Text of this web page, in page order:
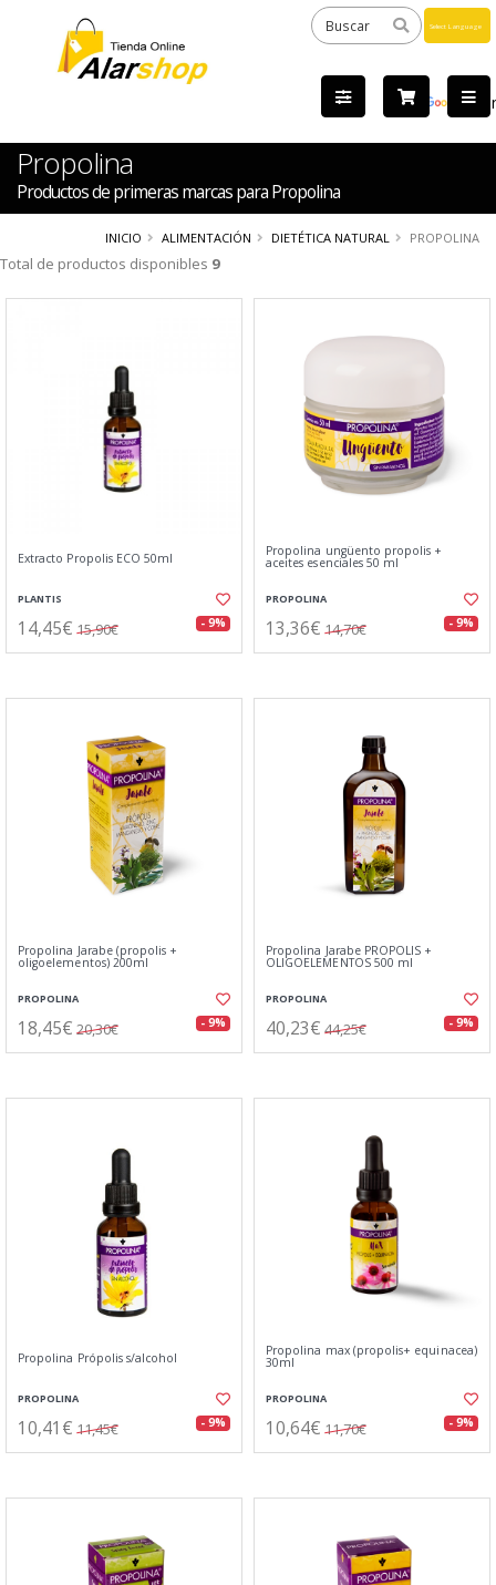
by
Propolina
Productos de primeras marcas para Propolina
INICIO ALIMENTACIÓN DIETÉTICA NATURAL PROPOLINA
Total de productos disponibles 9
Extracto Propolis ECO 50ml
PLANTIS
14,45€ 15,90€ - 9%
Propolina ungüento propolis +
aceites esenciales 50 ml
PROPOLINA
13,36€ 14,70€ - 9%
Propolina Jarabe (propolis +
oligoelementos) 200ml
PROPOLINA
18,45€ 20,30€ - 9%
Propolina Jarabe PROPOLIS +
OLIGOELEMENTOS 500 ml
PROPOLINA
40,23€ 44,25€ - 9%
Propolina Própolis s/alcohol
PROPOLINA
10,41€ 11,45€ - 9%
Propolina max (propolis+ equinacea)
30ml
PROPOLINA
10,64€ 11,70€ - 9%